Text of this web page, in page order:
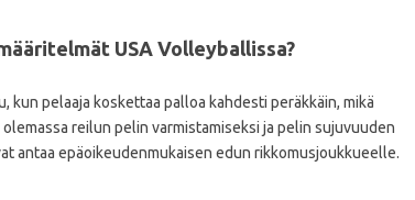
USA Volleyballissa?
kun pelaaja koskettaa palloa kahdesti peräkkäin, mikä
reilun pelin varmistamiseksi ja pelin sujuvuuden
antaa epäoikeudenmukaisen edun rikkomusjoukkueelle.